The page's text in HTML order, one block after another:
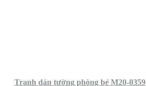
Tranh dán tường phòng bé M20-0359